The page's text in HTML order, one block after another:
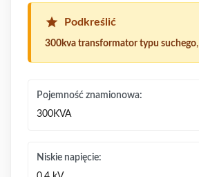
Podkreślić
300kva transformator typu suchego,
Pojemność znamionowa:
300KVA
Niskie napięcie: